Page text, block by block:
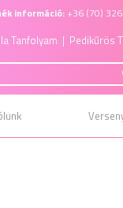
információ: +36 (70)
Tanfolyam | Pedikűrös